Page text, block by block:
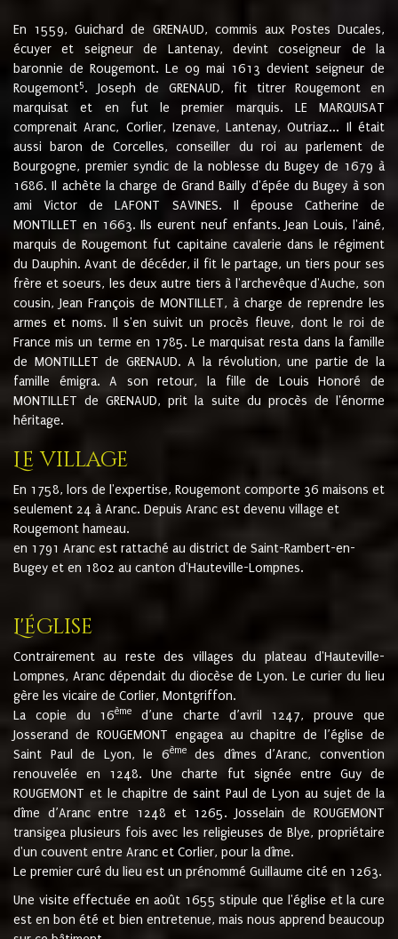
En 1559, Guichard de GRENAUD, commis aux Postes Ducales,
écuyer et seigneur de Lantenay, devint coseigneur de la
baronnie de Rougemont. Le 09 mai 1613 devient seigneur de
Rougemont5. Joseph de GRENAUD, fit titrer Rougemont en
marquisat et en fut le premier marquis. LE MARQUISAT
comprenait Aranc, Corlier, Izenave, Lantenay, Outriaz... Il était
aussi baron de Corcelles, conseiller du roi au parlement de
Bourgogne, premier syndic de la noblesse du Bugey de 1679 à
1686. Il achète la charge de Grand Bailly d'épée du Bugey à son
ami Victor de LAFONT SAVINES. Il épouse Catherine de
MONTILLET en 1663. Ils eurent neuf enfants. Jean Louis, l'ainé,
marquis de Rougemont fut capitaine cavalerie dans le régiment
du Dauphin. Avant de décéder, il fit le partage, un tiers pour ses
frère et soeurs, les deux autre tiers à l'archevêque d'Auche, son
cousin, Jean François de MONTILLET, à charge de reprendre les
armes et noms. Il s'en suivit un procès fleuve, dont le roi de
France mis un terme en 1785. Le marquisat resta dans la famille
de MONTILLET de GRENAUD. A la révolution, une partie de la
famille émigra. A son retour, la fille de Louis Honoré de
MONTILLET de GRENAUD, prit la suite du procès de l'énorme
héritage.
Le village
En 1758, lors de l'expertise, Rougemont comporte 36 maisons et
seulement 24 à Aranc. Depuis Aranc est devenu village et
Rougemont hameau.
en 1791 Aranc est rattaché au district de Saint-Rambert-en-
Bugey et en 1802 au canton d'Hauteville-Lompnes.
L'église
Contrairement au reste des villages du plateau d'Hauteville-
Lompnes, Aranc dépendait du diocèse de Lyon. Le curier du lieu
gère les vicaire de Corlier, Montgriffon.
La copie du 16ème
d’une charte d’avril 1247, prouve que
Josserand de ROUGEMONT engagea au chapitre de l’église de
Saint Paul de Lyon, le 6èmedes dîmes d’Aranc, convention
renouvelée en 1248. Une charte fut signée entre Guy de
ROUGEMONT et le chapitre de saint Paul de Lyon au sujet de la
dîme d’Aranc entre 1248 et 1265. Josselain de ROUGEMONT
transigea plusieurs fois avec les religieuses de Blye, propriétaire
d'un couvent entre Aranc et Corlier, pour la dîme.
Le premier curé du lieu est un prénommé Guillaume cité en 1263.
Une visite effectuée en août 1655 stipule que l'église et la cure
est en bon été et bien entretenue, mais nous apprend beaucoup